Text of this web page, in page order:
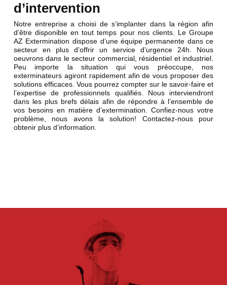
d’intervention
Notre entreprise a choisi de s’implanter dans la région afin
d’être disponible en tout temps pour nos clients. Le Groupe
AZ Extermination dispose d’une équipe permanente dans ce
secteur en plus d’offrir un service d’urgence 24h. Nous
oeuvrons dans le secteur commercial, résidentiel et industriel.
Peu importe la situation qui vous préoccupe, nos
exterminateurs agiront rapidement afin de vous proposer des
solutions efficaces. Vous pourrez compter sur le savoir-faire et
l’expertise de professionnels qualifiés. Nous interviendront
dans les plus brefs délais afin de répondre à l’ensemble de
vos besoins en matière d’extermination. Confiez-nous votre
problème, nous avons la solution! Contactez-nous pour
obtenir plus d’information.